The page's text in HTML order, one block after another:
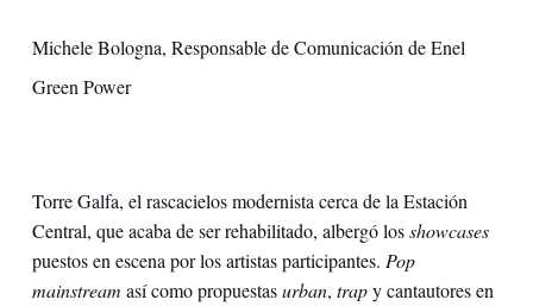
Michele Bologna, Responsable de Comunicación de Enel
Green Power
Torre Galfa, el rascacielos modernista cerca de la Estación
Central, que acaba de ser rehabilitado, albergó losshowcases
puestos en escena por los artistas participantes. Pop
mainstream así como propuestasurban, trapy cantautores en